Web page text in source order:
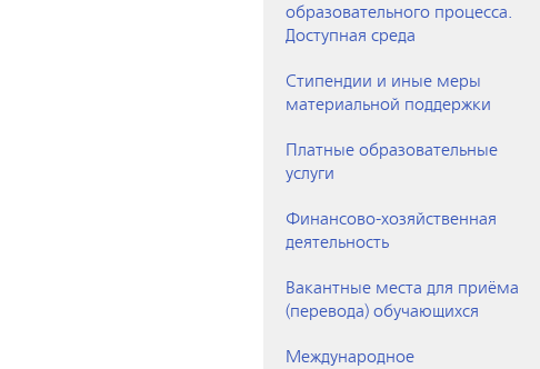
образовательного процесса.
Доступная среда
Стипендии и иные меры
материальной поддержки
Платные образовательные
услуги
Финансово-хозяйственная
деятельность
Вакантные места для приёма
(перевода) обучающихся
Международное